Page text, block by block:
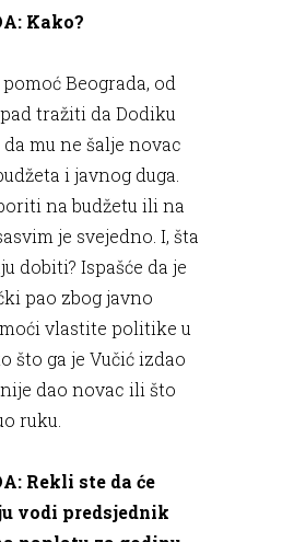
Kako?
Beograda, od
tražiti da Dodiku
mu ne šalje novac
i javnog duga.
na budžetu ili na
je svejedno. I, šta
dobiti? Ispašće da je
pao zbog javno
vlastite politike u
što ga je Vučić izdao
dao novac ili što
ruku.
Rekli ste da će
vodi predsjednik